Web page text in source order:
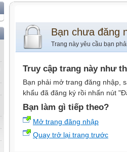
Bạn chưa đăng
Trang này yêu cầu bạn
Truy cập trang này như
Bạn phải mở trang đăng nhập,
khẩu đã đăng ký rồi nhấn nút
Bạn làm gì tiếp theo?
Mở trang đăng nhập
Quay trở lại trang trước